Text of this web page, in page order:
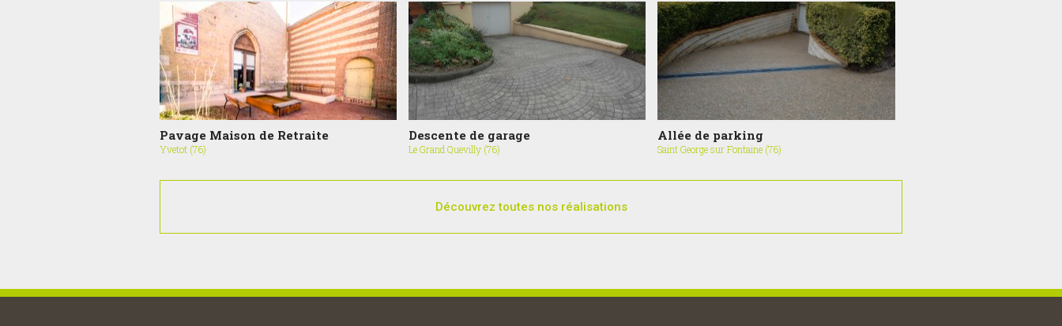
Pavage Maison de Retraite
Yvetot (76)
Descente de garage
Le Grand Quevilly (76)
Allée de parking
Saint George sur Fontaine (76)
Découvrez toutes nos réalisations